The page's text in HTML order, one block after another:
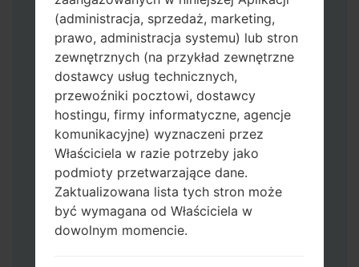
wersjęOdin 3.
Następnie wyodrębnij plik
oprogramowania układowego.
Powinieneś otrzymać 1 plik (jeśli 1 plik
wybierz tutaj) lub 5 plików (jeśli 5 plików
wybierz tutaj):
AP: "System & Recovery"
CP: "Modem & Radio"
CSC_***: "Country & Region & Operator"
HOME_CSC_***: "Country & Region &
Operator"
Dodaj wszystkie pliki w Odin 3.
Jeśli chcesz wyczyścić pamięć flash użyj
(administracja, sprzedaż, marketing,
prawo, administracja systemu) lub stron
zewnętrznych (na przykład zewnętrzne
dostawcy usług technicznych,
przewoźniki pocztowi, dostawcy
hostingu, firmy informatyczne, agencje
komunikacyjne) wyznaczeni przez
Właściciela w razie potrzeby jako
podmioty przetwarzające dane.
Zaktualizowana lista tych stron może
być wymagana od Właściciela w
dowolnym momencie.